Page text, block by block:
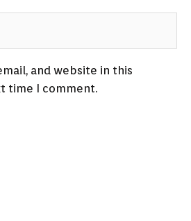
and website in this
time I comment.